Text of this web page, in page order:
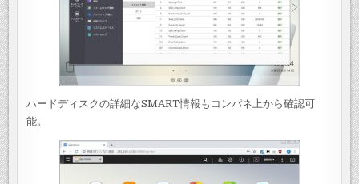
ハードディスクの詳細なSMART情報もコンパネ上から確認可
能。